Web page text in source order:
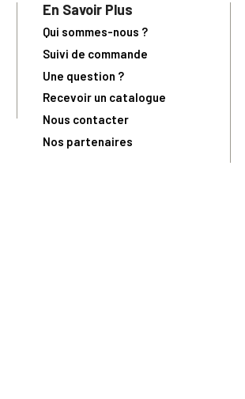
En Savoir Plus
Qui sommes-nous ?
Suivi de commande
Une question ?
Recevoir un catalogue
Nous contacter
Nos partenaires